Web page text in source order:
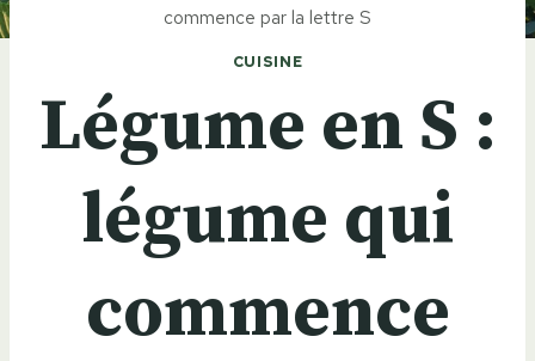
commence par la lettre S
CUISINE
Légume en S :
légume qui
commence